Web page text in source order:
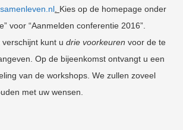
. Kies op de homepage onder
voor “Aanmelden conferentie 2016”.
kunt u drie voorkeuren voor de te
Op de bijeenkomst ontvangt u een
van de workshops. We zullen zoveel
met uw wensen.